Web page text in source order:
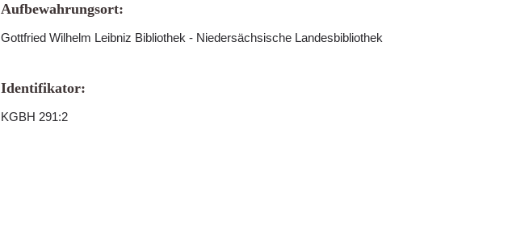
Aufbewahrungsort:
Gottfried Wilhelm Leibniz Bibliothek - Niedersächsische Landesbibliothek
Identifikator:
KGBH 291:2